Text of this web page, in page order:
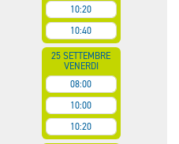
10:20
10:40
25 SETTEMBRE
VENERDI
08:00
10:00
10:20